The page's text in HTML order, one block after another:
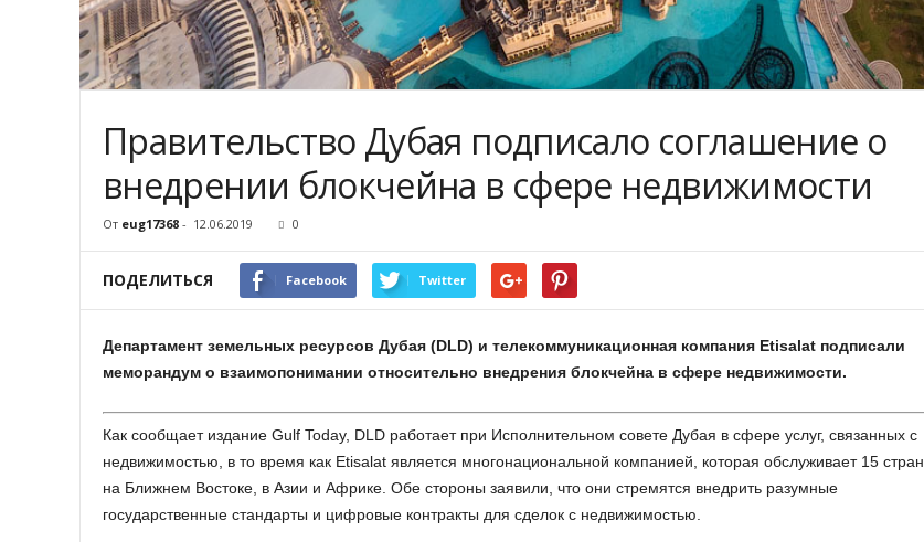
Правительство Дубая подписало соглашение о
внедрении блокчейна в сфере недвижимости
От eug17368 - 12.06.2019 0
ПОДЕЛИТЬСЯ Facebook Twitter
Департамент земельных ресурсов Дубая (DLD) и телекоммуникационная компания Etisalat подписали
меморандум о взаимопонимании относительно внедрения блокчейна в сфере недвижимости.
Как сообщает издание Gulf Today, DLD работает при Исполнительном совете Дубая в сфере услуг, связанных с
недвижимостью, в то время как Etisalat является многонациональной компанией, которая обслуживает 15 стран
на Ближнем Востоке, в Азии и Африке. Обе стороны заявили, что они стремятся внедрить разумные
государственные стандарты и цифровые контракты для сделок с недвижимостью.